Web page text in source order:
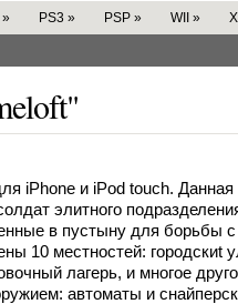
» PS3 » PSP » WII »
iPhone и iPod touch. Данная
элитного
в пустыну для борьбы с
10 местностей: городскиt
лагерь, и многое
автоматы и